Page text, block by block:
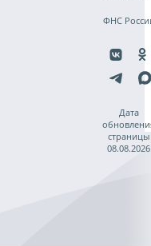
ФНС
Дата
страницы
08.08.2026